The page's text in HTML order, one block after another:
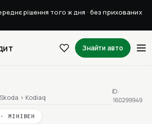
рішення того ж дня · без прихованих
Знайти авто
Skoda › Kodiaq
· МІНІВЕН
ID:
160299949